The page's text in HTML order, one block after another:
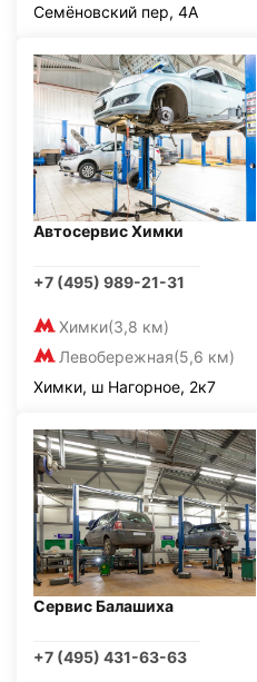
Семёновский пер, 4А
Автосервис Химки
+7 (495) 989-21-31
Химки(3,8 км)
Левобережная(5,6 км)
Химки, ш Нагорное, 2к7
Сервис Балашиха
+7 (495) 431-63-63